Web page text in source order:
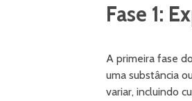
Fase 1:
A primeira fase
uma substância
variar, incluindo